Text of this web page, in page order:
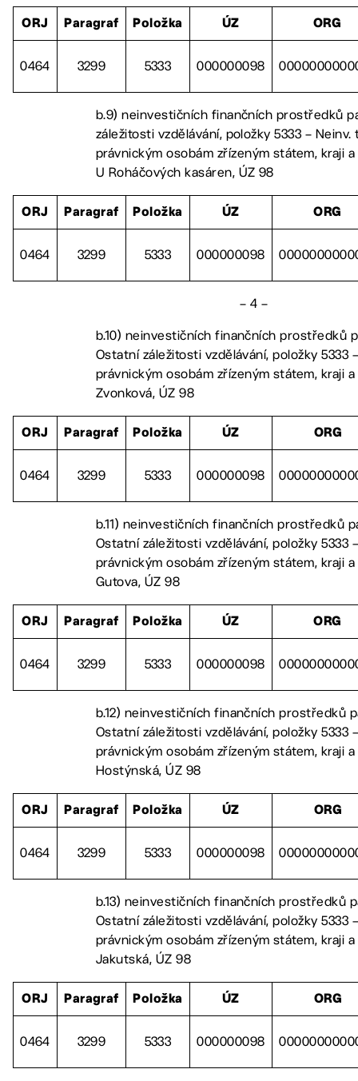
ORJ Paragraf Položka ÚZ ORG
0464 3299 5333 000000098
b.9) neinvestičních finančních prostředků
záležitosti vzdělávání, položky 5333 –
právnickým osobám zřízeným státem, kraji a
U Roháčových kasáren, ÚZ 98
ORJ Paragraf Položka ÚZ ORG
0464 3299 5333 000000098
– 4 –
b.10) neinvestičních finančních prostředků
Ostatní záležitosti vzdělávání, položky 5333
právnickým osobám zřízeným státem, kraji a
Zvonková, ÚZ 98
ORJ Paragraf Položka ÚZ ORG
0464 3299 5333 000000098
b.11) neinvestičních finančních prostředků
Ostatní záležitosti vzdělávání, položky 5333
právnickým osobám zřízeným státem, kraji a
Gutova, ÚZ 98
ORJ Paragraf Položka ÚZ ORG
0464 3299 5333 000000098
b.12) neinvestičních finančních prostředků
Ostatní záležitosti vzdělávání, položky 5333
právnickým osobám zřízeným státem, kraji a
Hostýnská, ÚZ 98
ORJ Paragraf Položka ÚZ ORG
0464 3299 5333 000000098
b.13) neinvestičních finančních prostředků
Ostatní záležitosti vzdělávání, položky 5333
právnickým osobám zřízeným státem, kraji a
Jakutská, ÚZ 98
ORJ Paragraf Položka ÚZ ORG
0464 3299 5333 000000098